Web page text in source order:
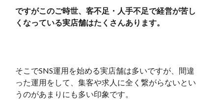
ですがこのご時世、客不足・人手不足で経営が苦し
くなっている実店舗はたくさんあります。
そこでSNS運用を始める実店舗は多いですが、間違
った運用をして、集客や求人に全く繋がらないとい
うのがあまりにも多い印象です。